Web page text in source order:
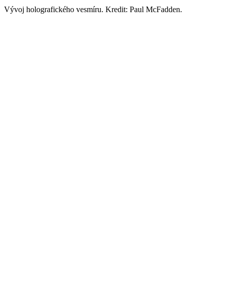
Vývoj holografického vesmíru. Kredit: Paul McFadden.